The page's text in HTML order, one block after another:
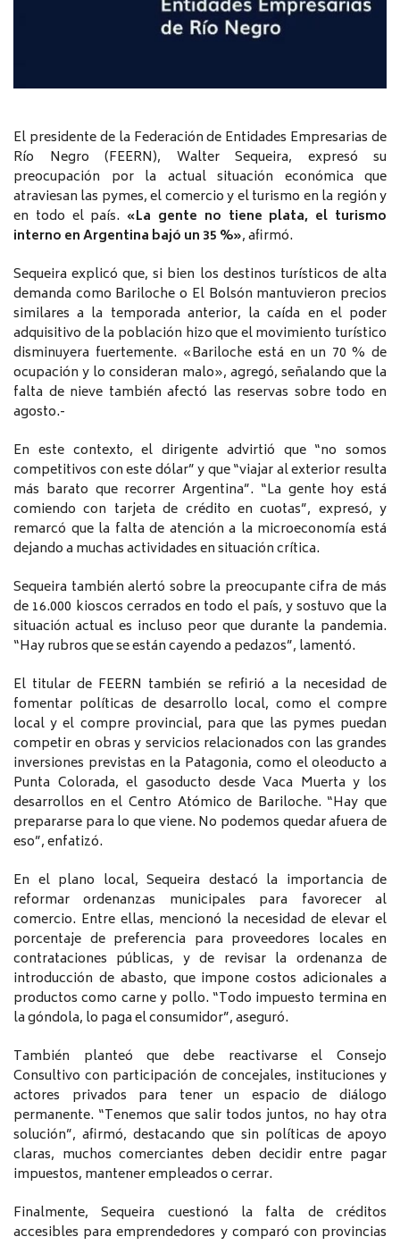
El presidente de la Federación de Entidades Empresarias de
Río Negro (FEERN), Walter Sequeira, expresó su
preocupación por la actual situación económica que
atraviesan las pymes, el comercio y el turismo en la región y
en todo el país. «La gente no tiene plata, el turismo
interno en Argentina bajó un 35 %», afirmó.
Sequeira explicó que, si bien los destinos turísticos de alta
demanda como Bariloche o El Bolsón mantuvieron precios
similares a la temporada anterior, la caída en el poder
adquisitivo de la población hizo que el movimiento turístico
disminuyera fuertemente. «Bariloche está en un 70 % de
ocupación y lo consideran malo», agregó, señalando que la
falta de nieve también afectó las reservas sobre todo en
agosto.-
En este contexto, el dirigente advirtió que “no somos
competitivos con este dólar” y que “viajar al exterior resulta
más barato que recorrer Argentina”. “La gente hoy está
comiendo con tarjeta de crédito en cuotas”, expresó, y
remarcó que la falta de atención a la microeconomía está
dejando a muchas actividades en situación crítica.
Sequeira también alertó sobre la preocupante cifra de más
de 16.000 kioscos cerrados en todo el país, y sostuvo que la
situación actual es incluso peor que durante la pandemia.
“Hay rubros que se están cayendo a pedazos”, lamentó.
El titular de FEERN también se refirió a la necesidad de
fomentar políticas de desarrollo local, como el compre
local y el compre provincial, para que las pymes puedan
competir en obras y servicios relacionados con las grandes
inversiones previstas en la Patagonia, como el oleoducto a
Punta Colorada, el gasoducto desde Vaca Muerta y los
desarrollos en el Centro Atómico de Bariloche. “Hay que
prepararse para lo que viene. No podemos quedar afuera de
eso”, enfatizó.
En el plano local, Sequeira destacó la importancia de
reformar ordenanzas municipales para favorecer al
comercio. Entre ellas, mencionó la necesidad de elevar el
porcentaje de preferencia para proveedores locales en
contrataciones públicas, y de revisar la ordenanza de
introducción de abasto, que impone costos adicionales a
productos como carne y pollo. “Todo impuesto termina en
la góndola, lo paga el consumidor”, aseguró.
También planteó que debe reactivarse el Consejo
Consultivo con participación de concejales, instituciones y
actores privados para tener un espacio de diálogo
permanente. “Tenemos que salir todos juntos, no hay otra
solución”, afirmó, destacando que sin políticas de apoyo
claras, muchos comerciantes deben decidir entre pagar
impuestos, mantener empleados o cerrar.
Finalmente, Sequeira cuestionó la falta de créditos
accesibles para emprendedores y comparó con provincias